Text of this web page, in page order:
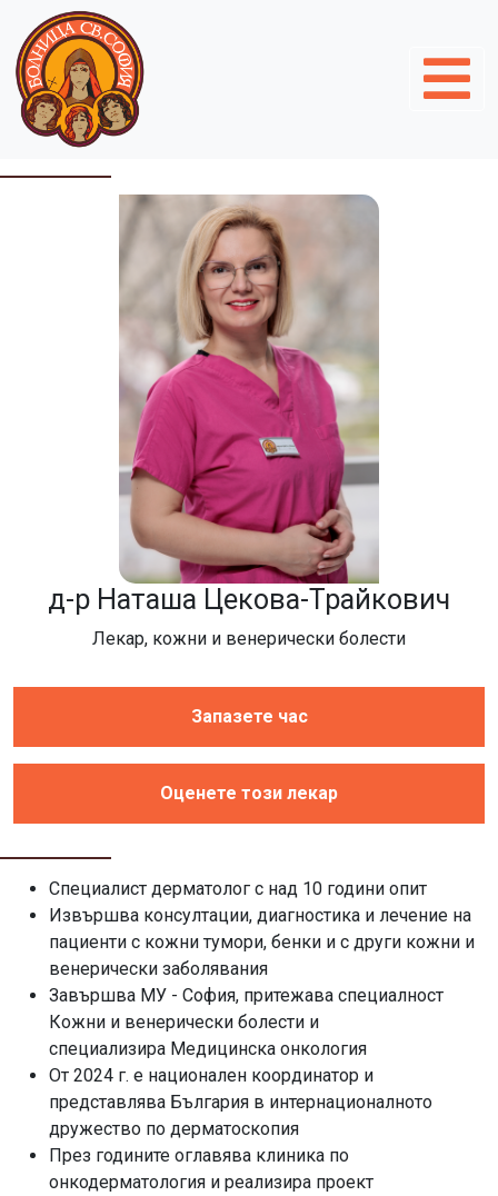
д-р Наташа Цекова-Трайкович
Лекар, кожни и венерически болести
Запазете час
Оценете този лекар
Специалист дерматолог с над 10 години опит
Извършва консултации, диагностика и лечение на
пациенти с кожни тумори, бенки и с други кожни и
венерически заболявания
Завършва МУ - София, притежава специалност
Кожни и венерически болести и
специализира Медицинска онкология
От 2024 г. е национален координатор и
представлява България в интернационалното
дружество по дерматоскопия
През годините оглавява клиника по
онкодерматология и реализира проект